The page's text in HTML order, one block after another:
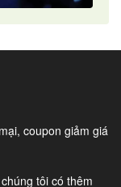
coupon giảm giá
tôi có thêm